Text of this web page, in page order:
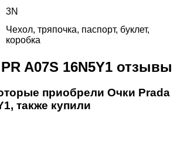
3N
Чехол, тряпочка, паспорт, буклет,
коробка
A07S 16N5Y1 отзывы
приобрели Очки Prada
также купили